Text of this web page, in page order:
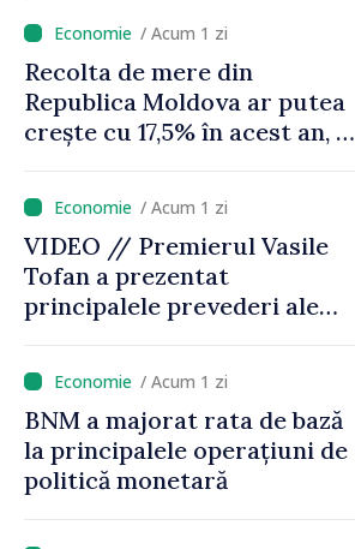
puțin munca, stimulăm
investițiile, taxăm viciile și
echilibrăm taxarea
consumului”
/ Acum 1 zi
Recolta de mere din
Republica Moldova ar putea
crește cu 17,5% în acest an, în
este estimată în scădere
/ Acum 1 zi
VIDEO // Premierul Vasile
Tofan a prezentat
principalele prevederi ale
2027
/ Acum 1 zi
BNM a majorat rata de bază
la principalele operațiuni de
politică monetară